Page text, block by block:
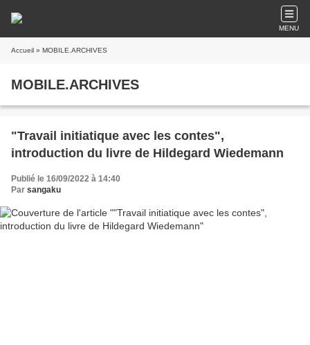
MENU
Accueil » MOBILE.ARCHIVES
MOBILE.ARCHIVES
"Travail initiatique avec les contes",
introduction du livre de Hildegard Wiedemann
Publié le 16/09/2022 à 14:40
Par sangaku